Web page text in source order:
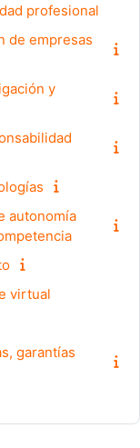
profesional
de empresas
y
autonomía
virtual
garantías